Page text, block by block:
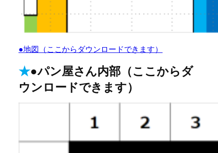
●地図（ここからダウンロードできます）
★●パン屋さん内部（ここからダ
ウンロードできます）